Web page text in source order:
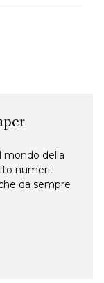
mondo della
numeri,
da sempre